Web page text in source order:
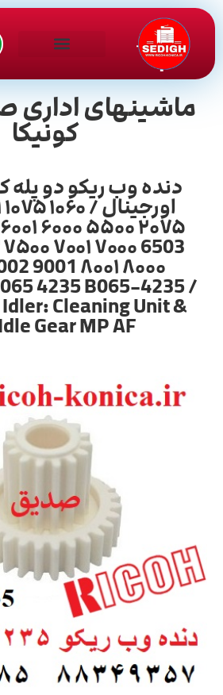
ماشینهای اداری
کونیکا
4235 B065-4235 /
Cleaning Unit &
Gear MP AF